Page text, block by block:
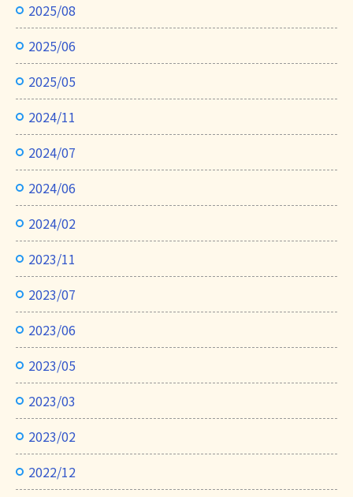
2025/08
2025/06
2025/05
2024/11
2024/07
2024/06
2024/02
2023/11
2023/07
2023/06
2023/05
2023/03
2023/02
2022/12